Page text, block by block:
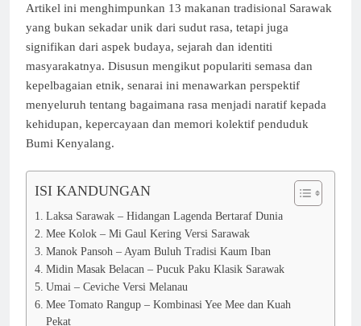
Artikel ini menghimpunkan 13 makanan tradisional Sarawak
yang bukan sekadar unik dari sudut rasa, tetapi juga
signifikan dari aspek budaya, sejarah dan identiti
masyarakatnya. Disusun mengikut populariti semasa dan
kepelbagaian etnik, senarai ini menawarkan perspektif
menyeluruh tentang bagaimana rasa menjadi naratif kepada
kehidupan, kepercayaan dan memori kolektif penduduk
Bumi Kenyalang.
ISI KANDUNGAN
Laksa Sarawak – Hidangan Lagenda Bertaraf Dunia
Mee Kolok – Mi Gaul Kering Versi Sarawak
Manok Pansoh – Ayam Buluh Tradisi Kaum Iban
Midin Masak Belacan – Pucuk Paku Klasik Sarawak
Umai – Ceviche Versi Melanau
Mee Tomato Rangup – Kombinasi Yee Mee dan Kuah
Pekat